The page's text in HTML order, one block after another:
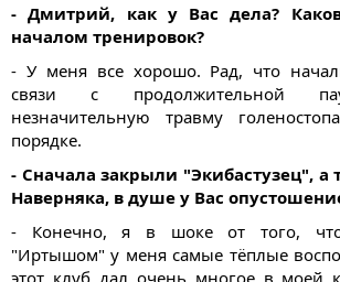
- Дмитрий, как у Вас дела?
началом тренировок?
- У меня все хорошо. Рад, что
связи с продолжительной
незначительную травму
порядке.
- Сначала закрыли "Экибастузец",
Наверняка, в душе у Вас
- Конечно, я в шоке от того,
"Иртышом" у меня самые тёплые
этот клуб дал очень многое в моей